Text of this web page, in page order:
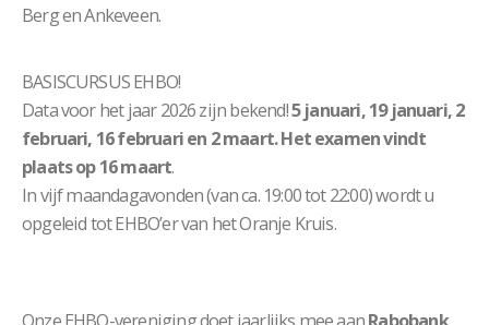
Berg en Ankeveen.
BASISCURSUS EHBO!
Data voor het jaar 2026 zijn bekend!5 januari, 19 januari, 2
februari, 16 februari en 2 maart. Het examen vindt
plaats op 16 maart.
In vijf maandagavonden (van ca. 19:00 tot 22:00) wordt u
opgeleid tot EHBO’er van het Oranje Kruis.